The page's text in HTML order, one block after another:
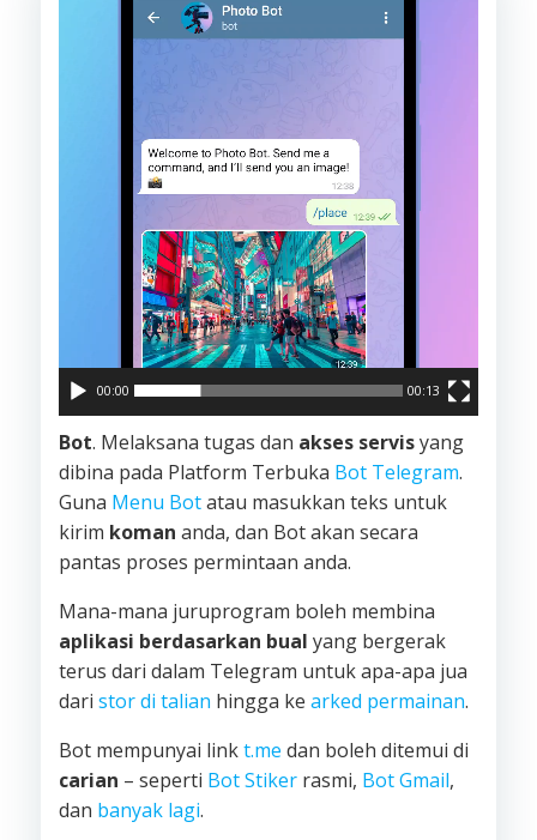
00:00 00:13
Bot. Melaksana tugas dan akses servisyang
dibina pada Platform Terbuka Bot Telegram.
Guna Menu Botatau masukkan teks untuk
kirim koman anda, dan Bot akan secara
pantas proses permintaan anda.
Mana-mana juruprogram boleh membina
aplikasi berdasarkan bual yang bergerak
terus dari dalam Telegram untuk apa-apa jua
dari stor di talian hingga ke arked permainan.
Bot mempunyai linkt.me dan boleh ditemui di
carian – seperti Bot Stiker rasmi, Bot Gmail,
dan banyak lagi.